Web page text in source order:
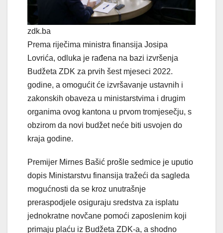
zdk.ba
Prema riječima ministra finansija Josipa
Lovrića, odluka je rađena na bazi izvršenja
Budžeta ZDK za prvih šest mjeseci 2022.
godine, a omogućit će izvršavanje ustavnih i
zakonskih obaveza u ministarstvima i drugim
organima ovog kantona u prvom tromjesečju, s
obzirom da novi budžet neće biti usvojen do
kraja godine.
Premijer Mirnes Bašić prošle sedmice je uputio
dopis Ministarstvu finansija tražeći da sagleda
mogućnosti da se kroz unutrašnje
preraspodjele osiguraju sredstva za isplatu
jednokratne novčane pomoći zaposlenim koji
primaju plaću iz Budžeta ZDK-a, a shodno